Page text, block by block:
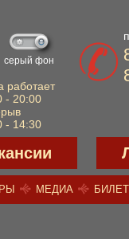
серый фон
работает
- 20:00
- 14:30
МЕДИА